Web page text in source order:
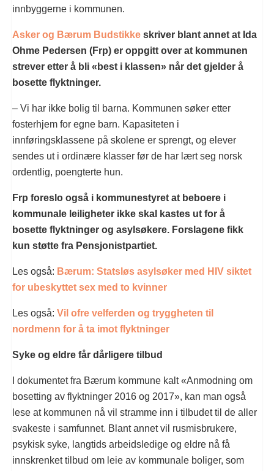
innbyggerne i kommunen.
Asker og Bærum Budstikke skriver blant annet at Ida
Ohme Pedersen (Frp) er oppgitt over at kommunen
strever etter å bli «best i klassen» når det gjelder å
bosette flyktninger.
– Vi har ikke bolig til barna. Kommunen søker etter
fosterhjem for egne barn. Kapasiteten i
innføringsklassene på skolene er sprengt, og elever
sendes ut i ordinære klasser før de har lært seg norsk
ordentlig, poengterte hun.
Frp foreslo også i kommunestyret at beboere i
kommunale leiligheter ikke skal kastes ut for å
bosette flyktninger og asylsøkere. Forslagene fikk
kun støtte fra Pensjonistpartiet.
Les også: Bærum: Statsløs asylsøker med HIV siktet
for ubeskyttet sex med to kvinner
Les også: Vil ofre velferden og tryggheten til
nordmenn for å ta imot flyktninger
Syke og eldre får dårligere tilbud
I dokumentet fra Bærum kommune kalt «Anmodning om
bosetting av flyktninger 2016 og 2017», kan man også
lese at kommunen nå vil stramme inn i tilbudet til de aller
svakeste i samfunnet. Blant annet vil rusmisbrukere,
psykisk syke, langtids arbeidsledige og eldre nå få
innskrenket tilbud om leie av kommunale boliger, som